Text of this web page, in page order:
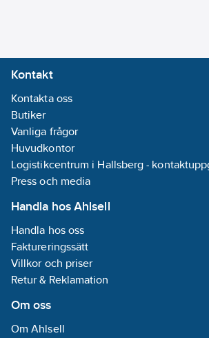
Kontakt
Kontakta oss
Butiker
Vanliga frågor
Huvudkontor
Logistikcentrum i Hallsberg -
Press och media
Handla hos Ahlsell
Handla hos oss
Faktureringssätt
Villkor och priser
Retur & Reklamation
Om oss
Om Ahlsell